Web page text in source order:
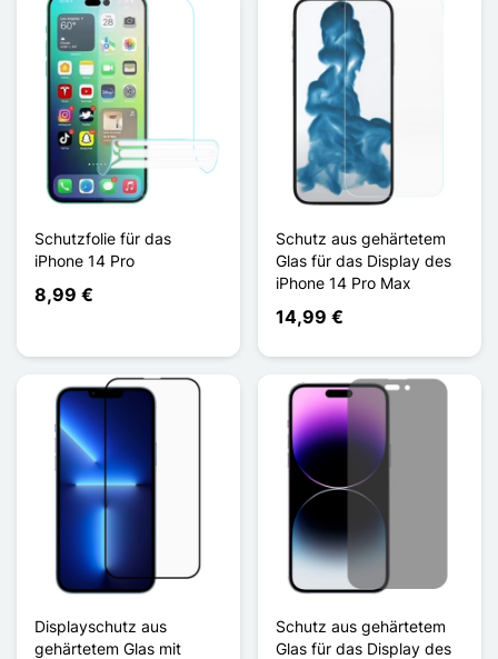
Schutzfolie für das
iPhone 14 Pro
8,99 €
Schutz aus gehärtetem
Glas für das Display des
iPhone 14 Pro Max
14,99 €
Displayschutz aus
gehärtetem Glas mit
Schutz aus gehärtetem
Glas für das Display des